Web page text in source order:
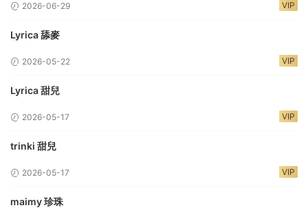
2026-06-29 VIP
Lyrica 舔麥
2026-05-22 VIP
Lyrica 甜兒
2026-05-17 VIP
trinki 甜兒
2026-05-17 VIP
maimy 珍珠